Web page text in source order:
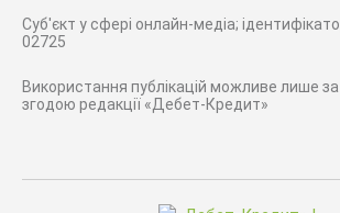
Суб'єкт у сфері онлайн-медіа;
02725
Використання публікацій можливе лише
згодою редакції «Дебет-Кредит»